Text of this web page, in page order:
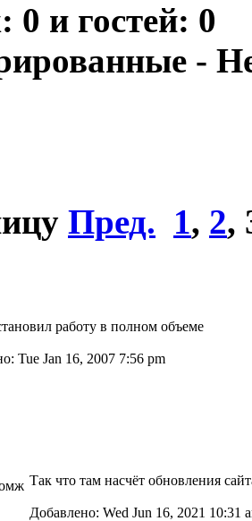
и гостей: 0
-
Пред. 1, 2,
работу в полном объеме
Tue Jan 16, 2007 7:56 pm
Так что там насчёт обновления
Добавлено: Wed Jun 16, 2021 10:31